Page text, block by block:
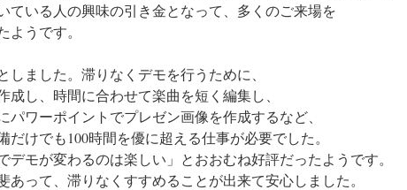
ている人の興味の引き金となって、多くのご来場を
ようです。
しました。滞りなくデモを行うために、
成し、時間に合わせて楽曲を短く編集し、
パワーポイントでプレゼン画像を作成するなど、
だけでも100時間を優に超える仕事が必要でした。
デモが変わるのは楽しい」とおおむね好評だったようです。
あって、滞りなくすすめることが出来て安心しました。